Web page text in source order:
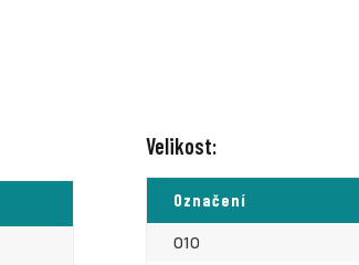
Velikost:
Označení
010